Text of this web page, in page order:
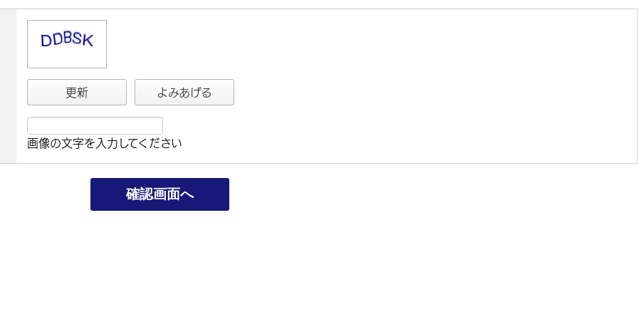
更新 よみあげる
画像の文字を入力してください